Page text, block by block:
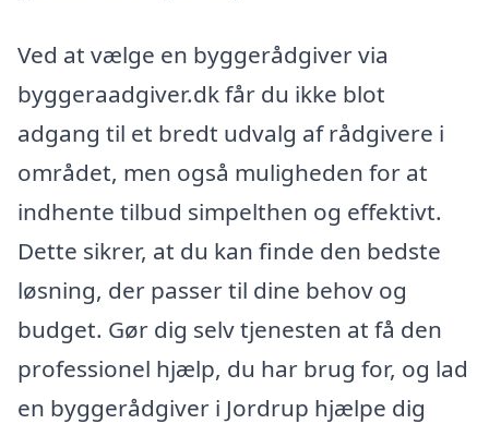
Ved at vælge en byggerådgiver via
byggeraadgiver.dk får du ikke blot
adgang til et bredt udvalg af rådgivere i
området, men også muligheden for at
indhente tilbud simpelthen og effektivt.
Dette sikrer, at du kan finde den bedste
løsning, der passer til dine behov og
budget. Gør dig selv tjenesten at få den
professionel hjælp, du har brug for, og lad
en byggerådgiver i Jordrup hjælpe dig